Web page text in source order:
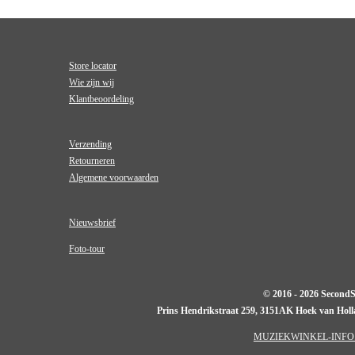
Store locator
Wie zijn wij
Klantbeoordeling
Verzending
Retourneren
Algemene voorwaarden
Nieuwsbrief
Foto-tour
© 2016 - 2026
Prins Hendrikstraat 259, 3151AK Hoek van
MUZIEKWINKEL-